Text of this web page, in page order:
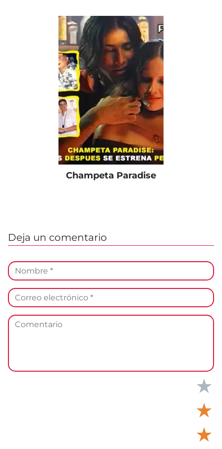
Champeta Paradise
Deja un comentario
★
★
★